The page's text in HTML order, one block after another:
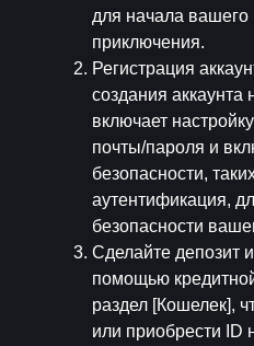
для начала вашего
приключения.
Регистрация
создания
включает
почты/пароля и
безопасности,
аутентификация,
безопасности
Сделайте депозит
помощью
раздел [Кошелек],
или приобрести